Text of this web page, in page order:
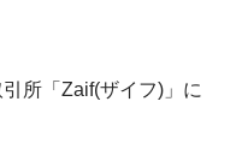
所「Zaif(ザイフ)」に